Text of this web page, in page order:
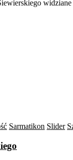
Sarmatikon Slider